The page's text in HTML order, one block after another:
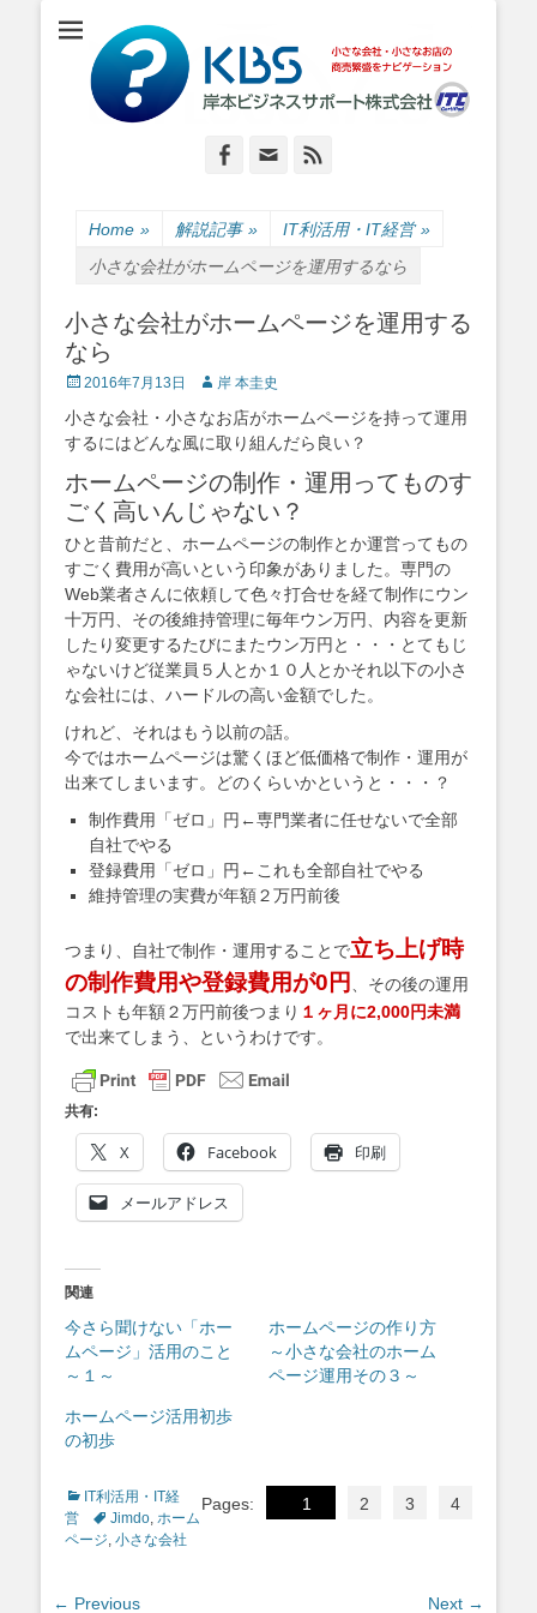
岸本ビジネスサポ
ート株式会社
小さな会社・小さなお店のIT経営をナビゲーション
Facebook
Email
Home » 解説記事 » IT利活用・IT経営 »
小さな会社がホームページを運用するなら
小さな会社がホームページを運用する
なら
Posted
2016年7月13日 Author
岸 本圭史
小さな会社・小さなお店がホームページを持って運用
するにはどんな風に取り組んだら良い？
ホームページの制作・運用ってものす
ごく高いんじゃない？
ひと昔前だと、ホームページの制作とか運営ってもの
すごく費用が高いという印象がありました。専門の
Web業者さんに依頼して色々打合せを経て制作にウン
十万円、その後維持管理に毎年ウン万円、内容を更新
したり変更するたびにまたウン万円と・・・とてもじ
ゃないけど従業員５人とか１０人とかそれ以下の小さ
な会社には、ハードルの高い金額でした。
けれど、それはもう以前の話。
今ではホームページは驚くほど低価格で制作・運用が
出来てしまいます。どのくらいかというと・・・？
制作費用「ゼロ」円←専門業者に任せないで全部
自社でやる
登録費用「ゼロ」円←これも全部自社でやる
維持管理の実費が年額２万円前後
つまり、自社で制作・運用することで立ち上げ時
の制作費用や登録費用が0円
、その後の運用
コストも年額２万円前後つまり １ヶ月に2,000円未満
で出来てしまう、というわけです。
共有:
X Facebook 印刷
メールアドレス
関連
今さら聞けない「ホー
ムページ」活用のこと
～１～
ホームページの作り方
～小さな会社のホーム
ページ運用その３～
ホームページ活用初歩
の初歩
Pages: 1 2 3 4
Categories
IT利活用・IT経
営
TagsJimdo, ホーム
ページ, 小さな会社
投
← Previous Next →